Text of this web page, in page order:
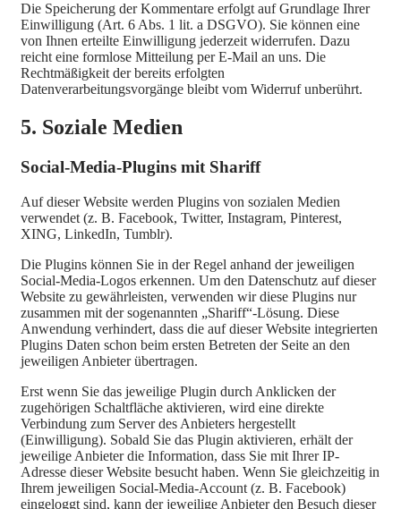
Die Speicherung der Kommentare erfolgt auf Grundlage Ihrer
Einwilligung (Art. 6 Abs. 1 lit. a DSGVO). Sie können eine
von Ihnen erteilte Einwilligung jederzeit widerrufen. Dazu
reicht eine formlose Mitteilung per E-Mail an uns. Die
Rechtmäßigkeit der bereits erfolgten
Datenverarbeitungsvorgänge bleibt vom Widerruf unberührt.
5. Soziale Medien
Social-Media-Plugins mit Shariff
Auf dieser Website werden Plugins von sozialen Medien
verwendet (z. B. Facebook, Twitter, Instagram, Pinterest,
XING, LinkedIn, Tumblr).
Die Plugins können Sie in der Regel anhand der jeweiligen
Social-Media-Logos erkennen. Um den Datenschutz auf dieser
Website zu gewährleisten, verwenden wir diese Plugins nur
zusammen mit der sogenannten „Shariff“-Lösung. Diese
Anwendung verhindert, dass die auf dieser Website integrierten
Plugins Daten schon beim ersten Betreten der Seite an den
jeweiligen Anbieter übertragen.
Erst wenn Sie das jeweilige Plugin durch Anklicken der
zugehörigen Schaltfläche aktivieren, wird eine direkte
Verbindung zum Server des Anbieters hergestellt
(Einwilligung). Sobald Sie das Plugin aktivieren, erhält der
jeweilige Anbieter die Information, dass Sie mit Ihrer IP-
Adresse dieser Website besucht haben. Wenn Sie gleichzeitig in
Ihrem jeweiligen Social-Media-Account (z. B. Facebook)
eingeloggt sind, kann der jeweilige Anbieter den Besuch dieser